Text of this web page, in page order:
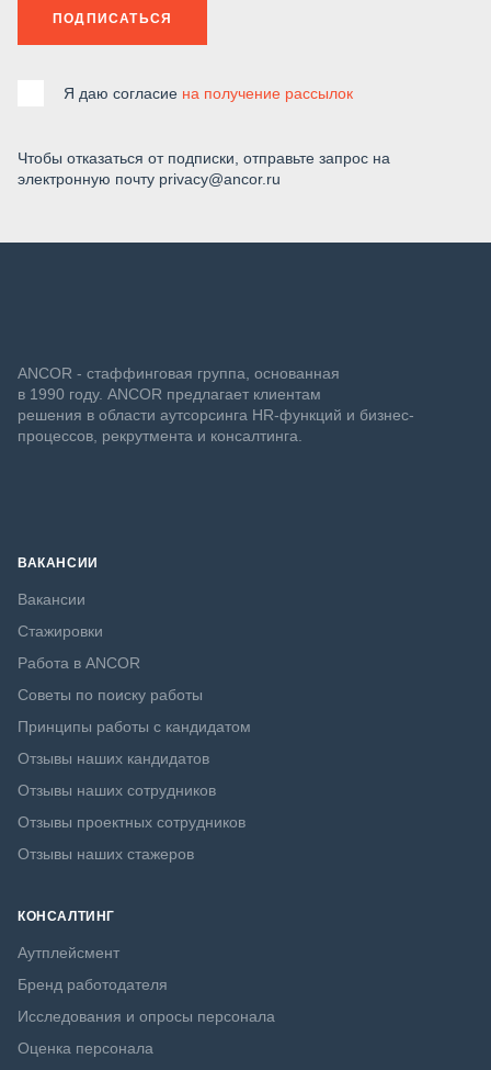
ПОДПИСАТЬСЯ
Я даю согласие на получение рассылок
Чтобы отказаться от подписки, отправьте запрос на
электронную почту privacy@ancor.ru
ANCOR - стаффинговая группа, основанная
в 1990 году. ANCOR предлагает клиентам
решения в области аутсорсинга HR-функций и бизнес-
процессов, рекрутмента и консалтинга.
ВАКАНСИИ
Вакансии
Стажировки
Работа в ANCOR
Советы по поиску работы
Принципы работы с кандидатом
Отзывы наших кандидатов
Отзывы наших сотрудников
Отзывы проектных сотрудников
Отзывы наших стажеров
КОНСАЛТИНГ
Аутплейсмент
Бренд работодателя
Исследования и опросы персонала
Оценка персонала